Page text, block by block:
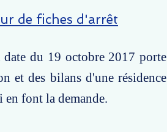
de fiches d'arrêt
du 19 octobre 2017 porte
et des bilans d'une résidence
font la demande.